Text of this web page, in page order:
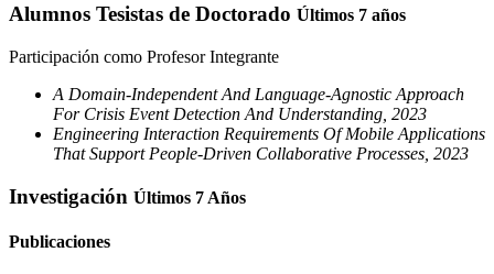
Alumnos Tesistas de Doctorado Últimos 7 años
Participación como Profesor Integrante
A Domain-Independent And Language-Agnostic Approach
For Crisis Event Detection And Understanding, 2023
Engineering Interaction Requirements Of Mobile Applications
That Support People-Driven Collaborative Processes, 2023
Investigación Últimos 7 Años
Publicaciones